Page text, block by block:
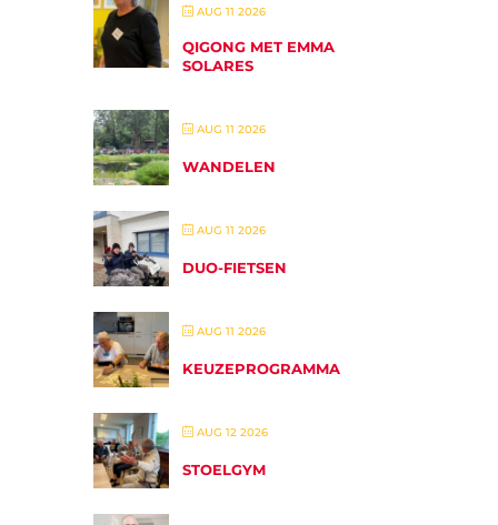
AUG 11 2026
QIGONG MET EMMA
SOLARES
AUG 11 2026
WANDELEN
AUG 11 2026
DUO-FIETSEN
AUG 11 2026
KEUZEPROGRAMMA
AUG 12 2026
STOELGYM